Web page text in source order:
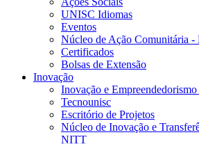
UNISC Idiomas
Eventos
Núcleo de Ação Comunitária
Certificados
Bolsas de Extensão
Inovação
Inovação e
Tecnounisc
Escritório de Projetos
Núcleo de Inovação e
NITT